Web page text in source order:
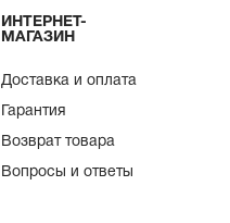
ИНТЕРНЕТ-
МАГАЗИН
Доставка и оплата
Гарантия
Возврат товара
Вопросы и ответы